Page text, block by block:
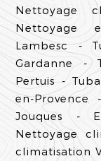
Nettoyage
Nettoyage
Lambesc
Gardanne
Pertuis
en-Provence
Jouques
Nettoyage
climatisation